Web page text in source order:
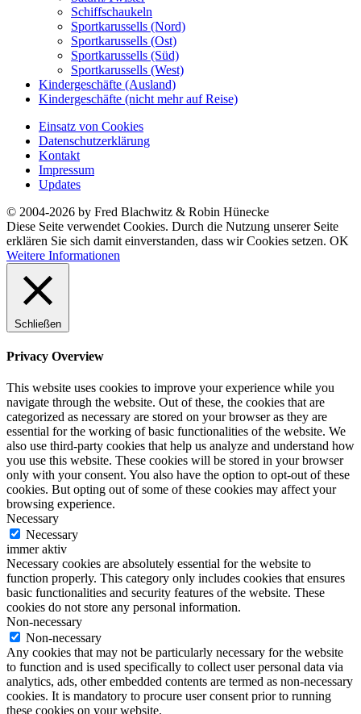
Schiffschaukeln
Sportkarussells (Nord)
Sportkarussells (Ost)
Sportkarussells (Süd)
Sportkarussells (West)
Kindergeschäfte (Ausland)
Kindergeschäfte (nicht mehr auf Reise)
Einsatz von Cookies
Datenschutzerklärung
Kontakt
Impressum
Updates
© 2004-2026 by Fred Blachwitz & Robin Hünecke
Diese Seite verwendet Cookies. Durch die Nutzung unserer Seite
erklären Sie sich damit einverstanden, dass wir Cookies setzen. OK
Weitere Informationen
Schließen
Privacy Overview
This website uses cookies to improve your experience while you
navigate through the website. Out of these, the cookies that are
categorized as necessary are stored on your browser as they are
essential for the working of basic functionalities of the website. We
also use third-party cookies that help us analyze and understand how
you use this website. These cookies will be stored in your browser
only with your consent. You also have the option to opt-out of these
cookies. But opting out of some of these cookies may affect your
browsing experience.
Necessary
Necessary
immer aktiv
Necessary cookies are absolutely essential for the website to
function properly. This category only includes cookies that ensures
basic functionalities and security features of the website. These
cookies do not store any personal information.
Non-necessary
Non-necessary
Any cookies that may not be particularly necessary for the website
to function and is used specifically to collect user personal data via
analytics, ads, other embedded contents are termed as non-necessary
cookies. It is mandatory to procure user consent prior to running
these cookies on your website.